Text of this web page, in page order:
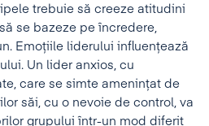
trebuie să creeze atitudini
se bazeze pe încredere,
Emoțiile liderului influențează
Un lider anxios, cu
care se simte amenințat de
săi, cu o nevoie de control, va
grupului într-un mod diferit